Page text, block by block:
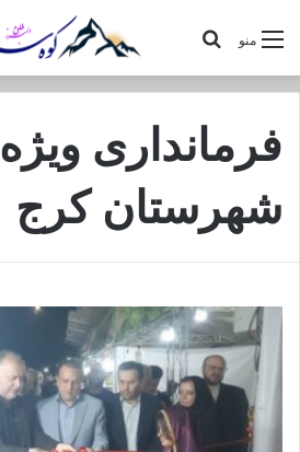
منو
فرمانداری ویژه
شهرستان کرج